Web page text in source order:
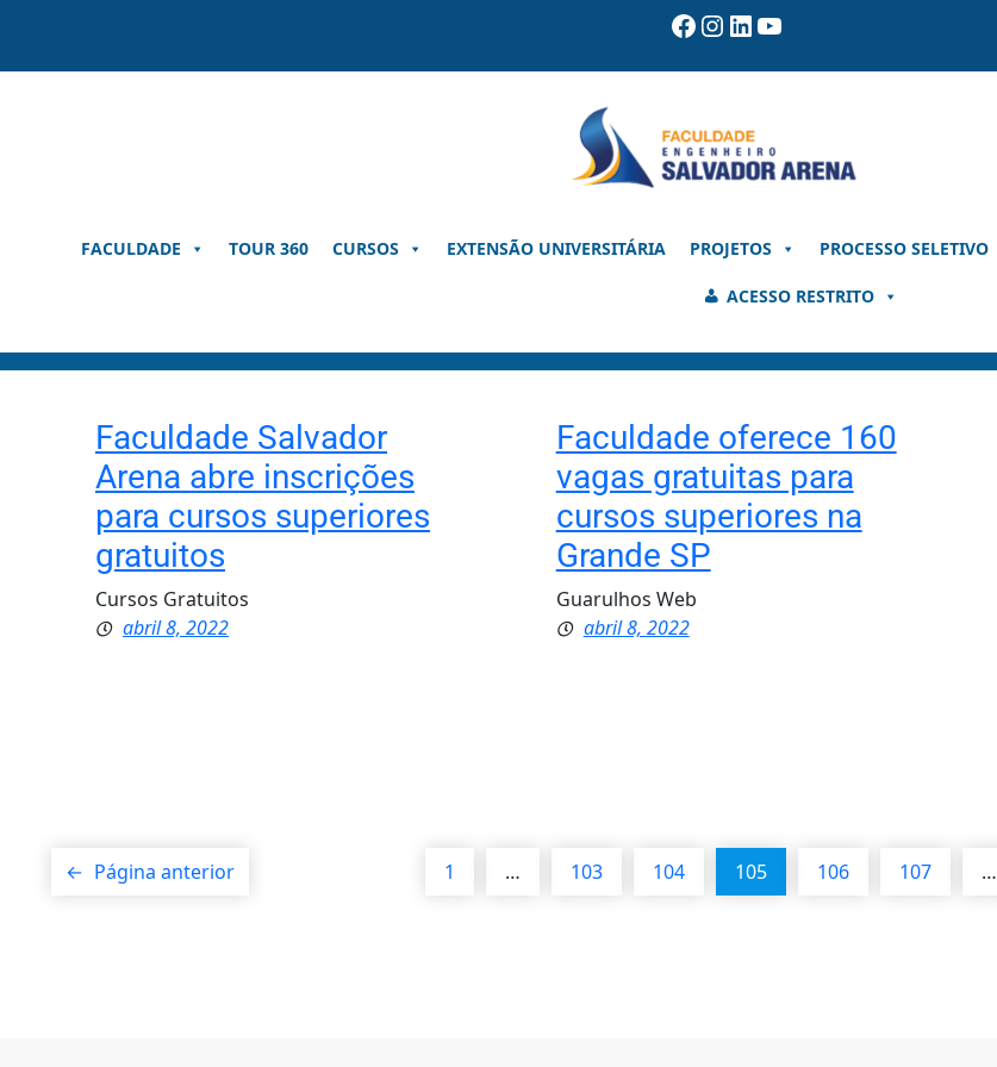
o
Facebook
Instagram
LinkedIn
Youtube
FACULDADE TOUR 360 CURSOS EXTENSÃO UNIVERSITÁRIA PROJETOS PROCESSO SELETIVO
ACESSO RESTRITO
Faculdade Salvador
Arena abre inscrições
para cursos superiores
gratuitos
Cursos Gratuitos
abril 8, 2022
Faculdade oferece 160
vagas gratuitas para
cursos superiores na
Grande SP
Guarulhos Web
abril 8, 2022
← Página anterior 1 … 103 104 105 106 107 …